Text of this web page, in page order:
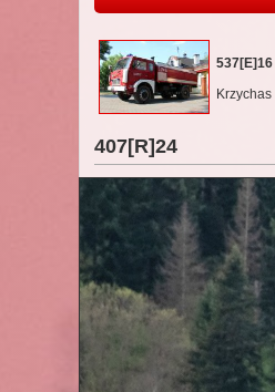
537[E]16
Krzychas
407[R]24